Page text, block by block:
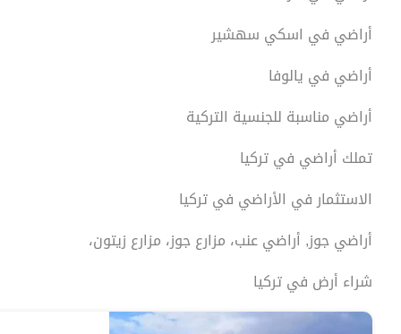
أراضي في اسكي سهشير
أراضي في يالوفا
أراضي مناسبة للجنسية التركية
تملك أراضي في تركيا
الاستثمار في الأراضي في تركيا
أراضي جوز, أراضي عنب، مزارع جوز، مزارع زيتون،
شراء أرض في تركيا